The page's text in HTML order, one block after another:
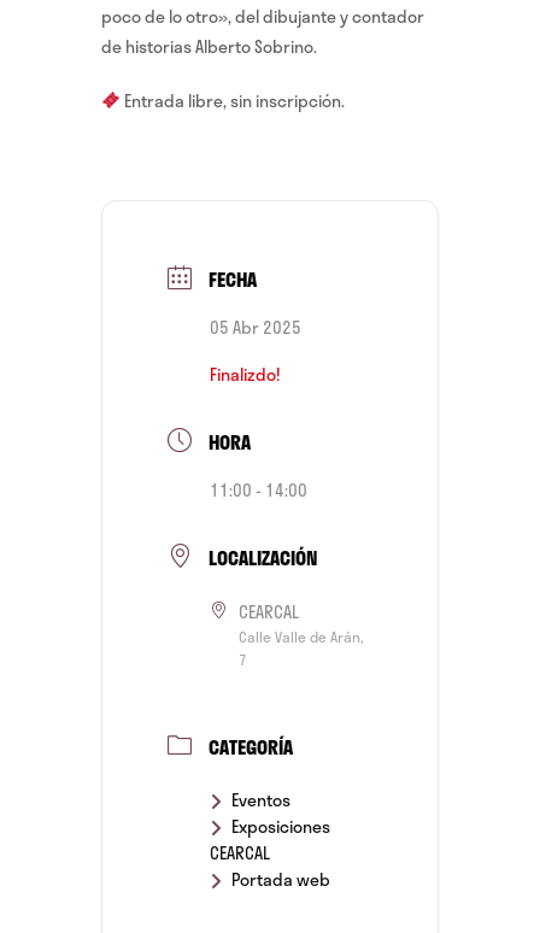
poco de lo otro», del dibujante y contador
de historias Alberto Sobrino.
Entrada libre, sin inscripción.
FECHA
05 Abr 2025
Finalizdo!
HORA
11:00 - 14:00
LOCALIZACIÓN
CEARCAL
Calle Valle de Arán,
7
CATEGORÍA
Eventos
Exposiciones
CEARCAL
Portada web